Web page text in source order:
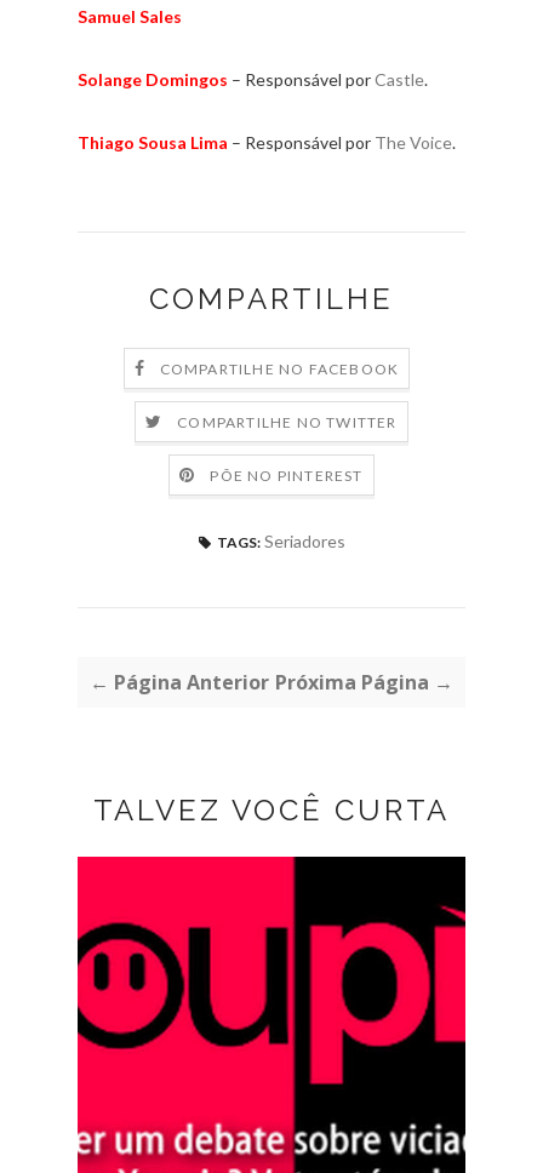
Samuel Sales
Solange Domingos – Responsável porCastle.
Thiago Sousa Lima – Responsável por The Voice.
COMPARTILHE
COMPARTILHE NO FACEBOOK
COMPARTILHE NO TWITTER
PÕE NO PINTEREST
TAGS: Seriadores
← Página Anterior Próxima Página →
TALVEZ VOCÊ CURTA